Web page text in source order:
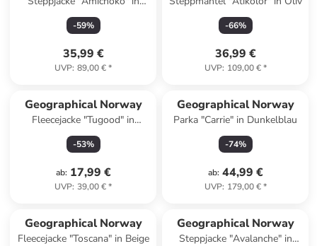
Grün
-59%
35,99 €
UVP: 89,00 €*
-66%
36,99 €
UVP: 109,00 €*
Geographical Norway
Fleecejacke "Tugood" in
Schwarz
-53%
ab: 17,99 €
UVP: 39,00 €*
Geographical Norway
Parka "Carrie" in Dunkelblau
-74%
ab: 44,99 €
UVP: 179,00 €*
Geographical Norway
Fleecejacke "Toscana" in Beige
Geographical Norway
Steppjacke "Avalanche" in